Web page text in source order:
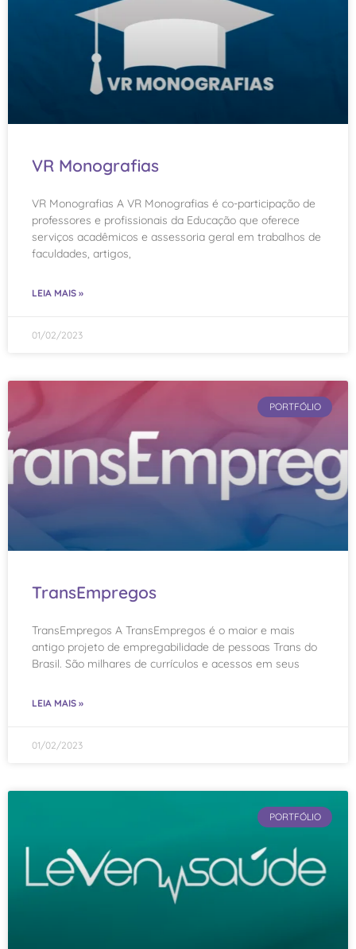
VR Monografias
VR Monografias A VR Monografias é co-participação de
professores e profissionais da Educação que oferece
serviços acadêmicos e assessoria geral em trabalhos de
faculdades, artigos,
LEIA MAIS »
01/02/2023
PORTFÓLIO
TransEmpregos
TransEmpregos A TransEmpregos é o maior e mais
antigo projeto de empregabilidade de pessoas Trans do
Brasil. São milhares de currículos e acessos em seus
LEIA MAIS »
01/02/2023
PORTFÓLIO